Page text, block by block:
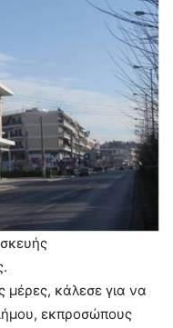
μέρες, κάλεσε για να
εκπροσώπους